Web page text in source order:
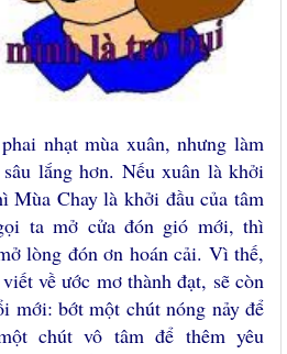
nhạt mùa xuân, nhưng làm
lắng hơn. Nếu xuân là khởi
Mùa Chay là khởi đầu của tâm
ta mở cửa đón gió mới, thì
lòng đón ơn hoán cải. Vì thế,
về ước mơ thành đạt, sẽ còn
mới: bớt một chút nóng nảy để
chút vô tâm để thêm yêu